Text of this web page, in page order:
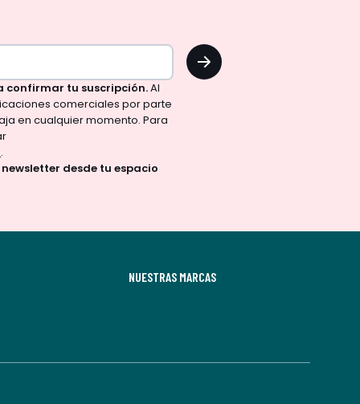
OK
confirmar tu suscripción.Al
comerciales por parte
en cualquier momento. Para
.
desde tu espacio
NUESTRAS MARCAS